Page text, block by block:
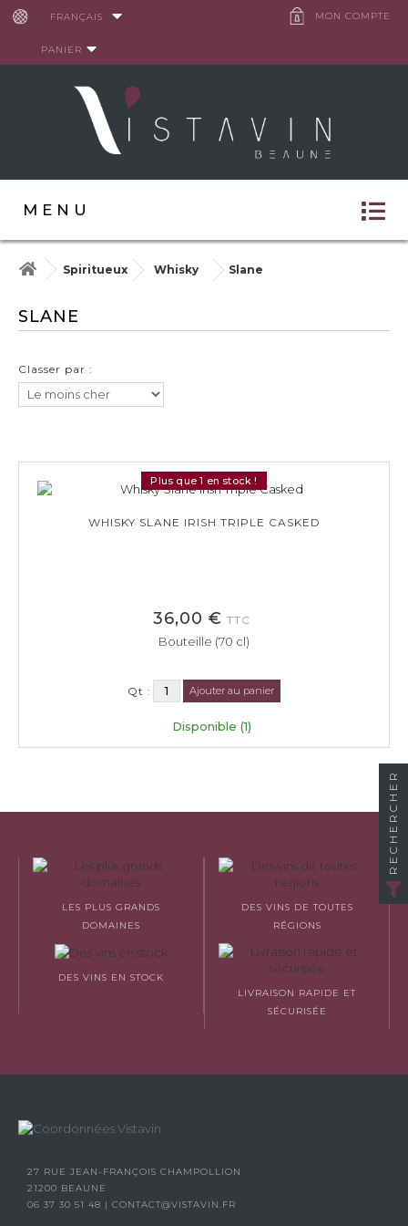
MON COMPTE
FRANÇAIS
PANIER
MENU
Spiritueux Whisky Slane
SLANE
Classer par :
Plus que 1 en stock !
WHISKY SLANE IRISH TRIPLE CASKED
36,00 € TTC
Bouteille (70 cl)
Qt : Ajouter au panier
Disponible (1)
LES PLUS GRANDS
DOMAINES
DES VINS DE TOUTES
RÉGIONS
DES VINS EN STOCK
LIVRAISON RAPIDE ET
SÉCURISÉE
27 RUE JEAN-FRANÇOIS CHAMPOLLION
21200 BEAUNE
06 37 30 51 48 | CONTACT@VISTAVIN.FR
RECHERCHER
Panneau de gestion des cookies